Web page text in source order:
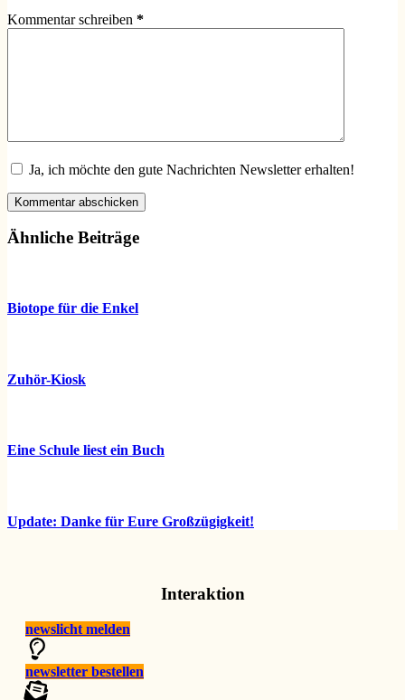
Kommentar schreiben *
Ja, ich möchte den gute Nachrichten Newsletter erhalten!
Kommentar abschicken
Ähnliche Beiträge
Biotope für die Enkel
Zuhör-Kiosk
Eine Schule liest ein Buch
Update: Danke für Eure Großzügigkeit!
Interaktion
newslicht melden
newsletter bestellen